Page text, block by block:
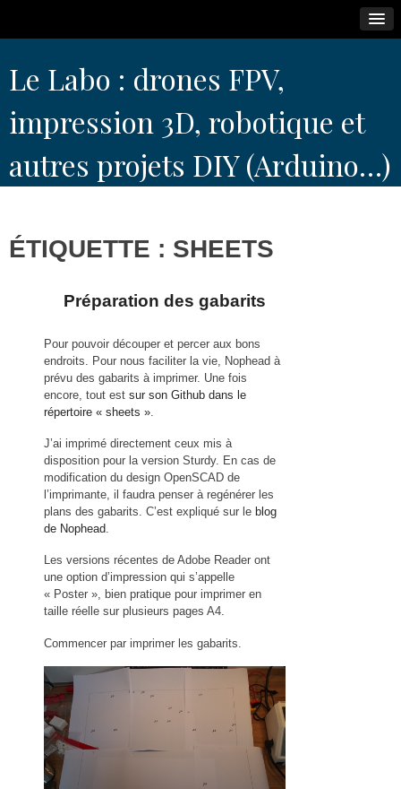
to
content
Le Labo : drones FPV,
impression 3D, robotique et
autres projets DIY (Arduino…)
ÉTIQUETTE : SHEETS
Préparation des gabarits
Pour pouvoir découper et percer aux bons
endroits. Pour nous faciliter la vie, Nophead à
prévu des gabarits à imprimer. Une fois
encore, tout est sur son Github dans le
répertoire « sheets »
J’ai imprimé directement ceux mis à
disposition pour la version Sturdy. En cas de
modification du design OpenSCAD de
l’imprimante, il faudra penser à regénérer les
plans des gabarits. C’est expliqué sur le blog
de Nophead.
Les versions récentes de Adobe Reader ont
une option d’impression qui s’appelle
« Poster », bien pratique pour imprimer en
taille réelle sur plusieurs pages A4.
Commencer par imprimer les gabarits.